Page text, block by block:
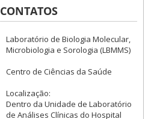
CONTATOS
Laboratório de Biologia Molecular,
Microbiologia e Sorologia (LBMMS)
Centro de Ciências da Saúde
Localização:
Dentro da Unidade de Laboratório
de Análises Clínicas do Hospital